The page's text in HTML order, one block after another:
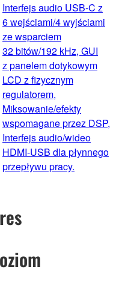
Interfejs audio USB-C z
6 wejściami/4 wyjściami
ze wsparciem
32 bitów/192 kHz, GUI
z panelem dotykowym
LCD z fizycznym
regulatorem,
Miksowanie/efekty
wspomagane przez DSP,
Interfejs audio/wideo
HDMI-USB dla płynnego
przepływu pracy.